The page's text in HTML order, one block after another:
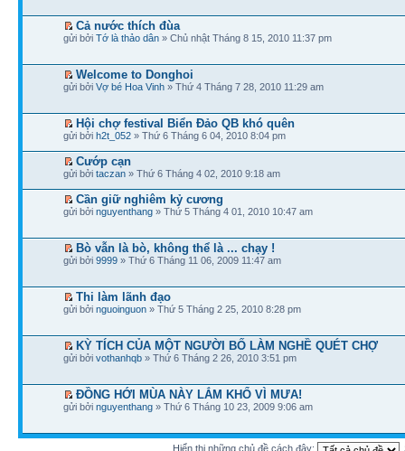
Cả nước thích đùa
gửi bởi Tớ là thảo dân » Chủ nhật Tháng 8 15, 2010 11:37 pm
Welcome to Donghoi
gửi bởi Vợ bé Hoa Vinh » Thứ 4 Tháng 7 28, 2010 11:29 am
Hội chợ festival Biển Đảo QB khó quên
gửi bởi h2t_052 » Thứ 6 Tháng 6 04, 2010 8:04 pm
Cướp cạn
gửi bởi taczan » Thứ 6 Tháng 4 02, 2010 9:18 am
Cần giữ nghiêm kỷ cương
gửi bởi nguyenthang » Thứ 5 Tháng 4 01, 2010 10:47 am
Bò vẫn là bò, không thể là ... chạy !
gửi bởi 9999 » Thứ 6 Tháng 11 06, 2009 11:47 am
Thi làm lãnh đạo
gửi bởi nguoinguon » Thứ 5 Tháng 2 25, 2010 8:28 pm
KỲ TÍCH CỦA MỘT NGƯỜI BỐ LÀM NGHỀ QUÉT CHỢ
gửi bởi vothanhqb » Thứ 6 Tháng 2 26, 2010 3:51 pm
ĐỒNG HỚI MÙA NÀY LẮM KHỔ VÌ MƯA!
gửi bởi nguyenthang » Thứ 6 Tháng 10 23, 2009 9:06 am
Hiển thị những chủ đề cách đây: